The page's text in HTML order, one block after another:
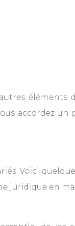
éléments
accordez
Voici
juridique en